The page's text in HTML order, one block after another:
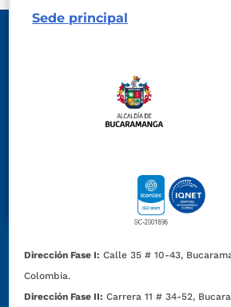
Sede principal
Dirección Fase I: Calle 35 # 10-43,
Colombia.
Dirección Fase II: Carrera 11 # 34-52,